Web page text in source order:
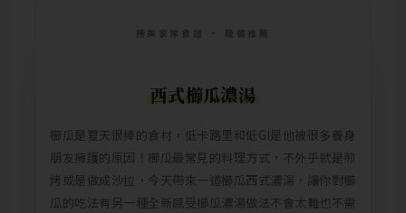
西式櫛瓜濃湯
櫛瓜是夏天很棒的食材，低卡路里和低GI是他被很多養身
朋友擁護的原因！櫛瓜最常見的料理方式，不外乎就是煎
烤或是做成沙拉，今天帶來一道櫛瓜西式濃湯，讓你對櫛
瓜的吃法有另一種全新感受櫛瓜濃湯做法不會太難也不需